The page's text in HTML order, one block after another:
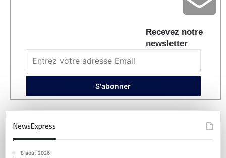
Recevez notre
newsletter
NewsExpress
8 août 2026